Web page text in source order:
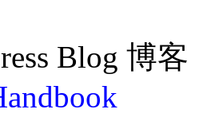
Blog 博客